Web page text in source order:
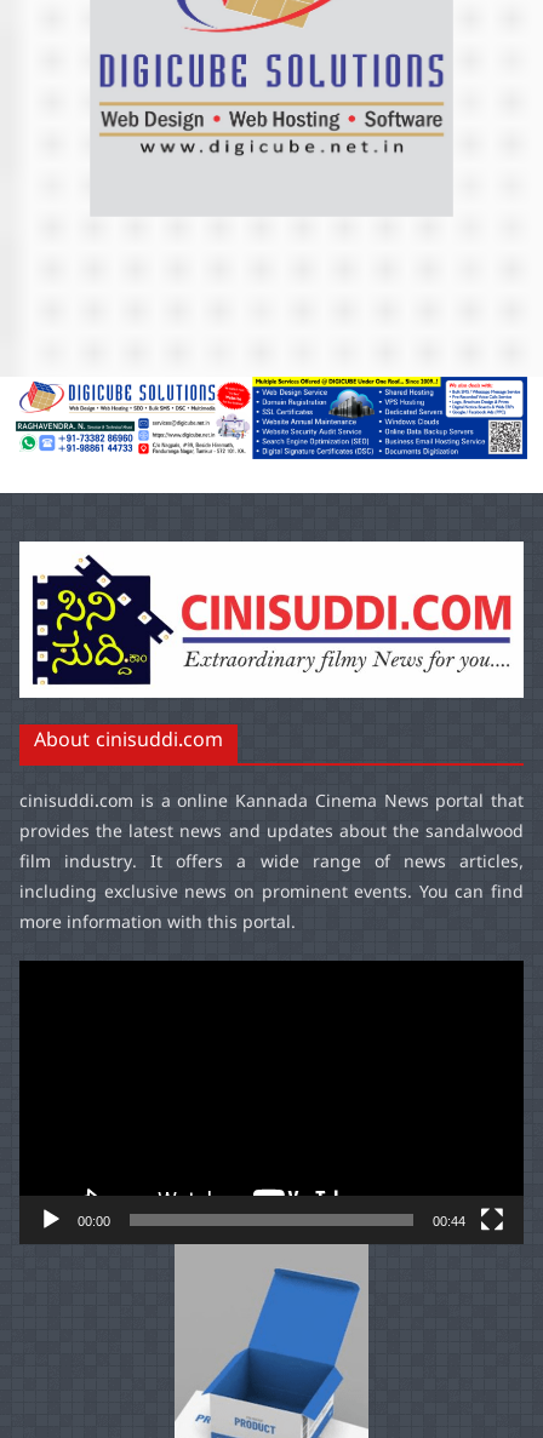
About cinisuddi.com
cinisuddi.com is a online Kannada Cinema News portal that
provides the latest news and updates about the sandalwood
film industry. It offers a wide range of news articles,
including exclusive news on prominent events. You can find
more information with this portal.
00:00 00:44